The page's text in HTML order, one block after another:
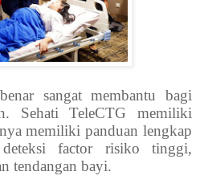
sangat membantu bagi
Sehati TeleCTG memiliki
memiliki panduan lengkap
factor risiko tinggi,
tendangan bayi.